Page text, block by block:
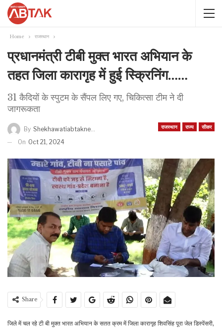
Home राजस्थान
प्रधानमंत्री टीबी मुक्त भारत अभियान के
तहत जिला कारागृह में हुई स्क्रिनिंग……
31 कैदियों के स्पुटम के सैंपल लिए गए, चिकित्सा टीम ने दी
जागरूकता
राजस्थान राज्य सीकर
By Shekhawatiabtaknews
On Oct 21, 2024
Share
जिले में चल रहे टी बी मुक्त भारत अभियान के सतत क्रम में जिला कारागृह शिवसिंह पूरा जेल डिस्पेंसरी,